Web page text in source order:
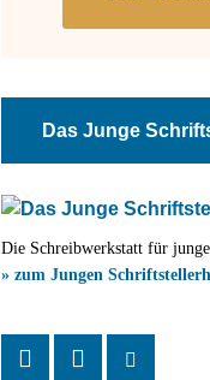
Das Junge
Die Schreibwerkstatt für
» zum Jungen